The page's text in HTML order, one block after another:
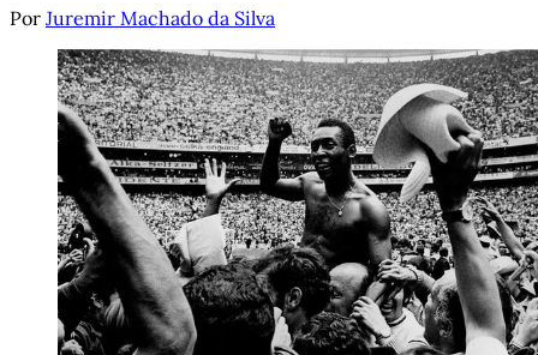
Por Juremir Machado da Silva